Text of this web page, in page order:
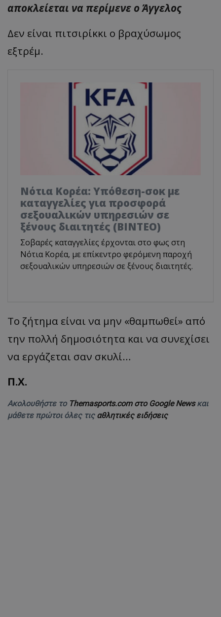
αποκλείεται να περίμενε ο Άγγελος
Δεν είναι πιτσιρίκκι ο βραχύσωμος
εξτρέμ.
Νότια Κορέα: Υπόθεση-σοκ με
καταγγελίες για προσφορά
σεξουαλικών υπηρεσιών σε
ξένους διαιτητές (BINTEO)
Σοβαρές καταγγελίες έρχονται στο φως στη
Νότια Κορέα, με επίκεντρο φερόμενη παροχή
σεξουαλικών υπηρεσιών σε ξένους διαιτητές.
Το ζήτημα είναι να μην «θαμπωθεί» από
την πολλή δημοσιότητα και να συνεχίσει
να εργάζεται σαν σκυλί…
Π.Χ.
Ακολουθήστε το Themasports.com στο Google Newsκαι
μάθετε πρώτοι όλες τις αθλητικές ειδήσεις